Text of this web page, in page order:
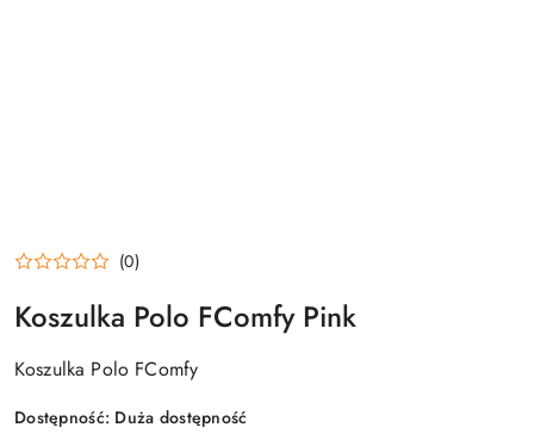
(0)
Koszulka Polo FComfy Pink
Koszulka Polo FComfy
Dostępność: Duża dostępność